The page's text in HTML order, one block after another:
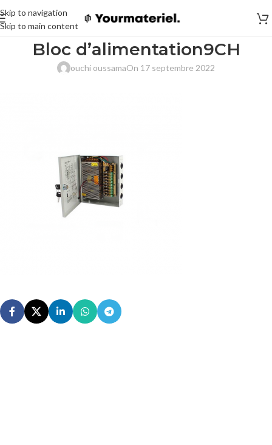
Skip to navigation
Skip to main content
Bloc d’alimentation9CH
ouchi oussamaOn 17 septembre 2022